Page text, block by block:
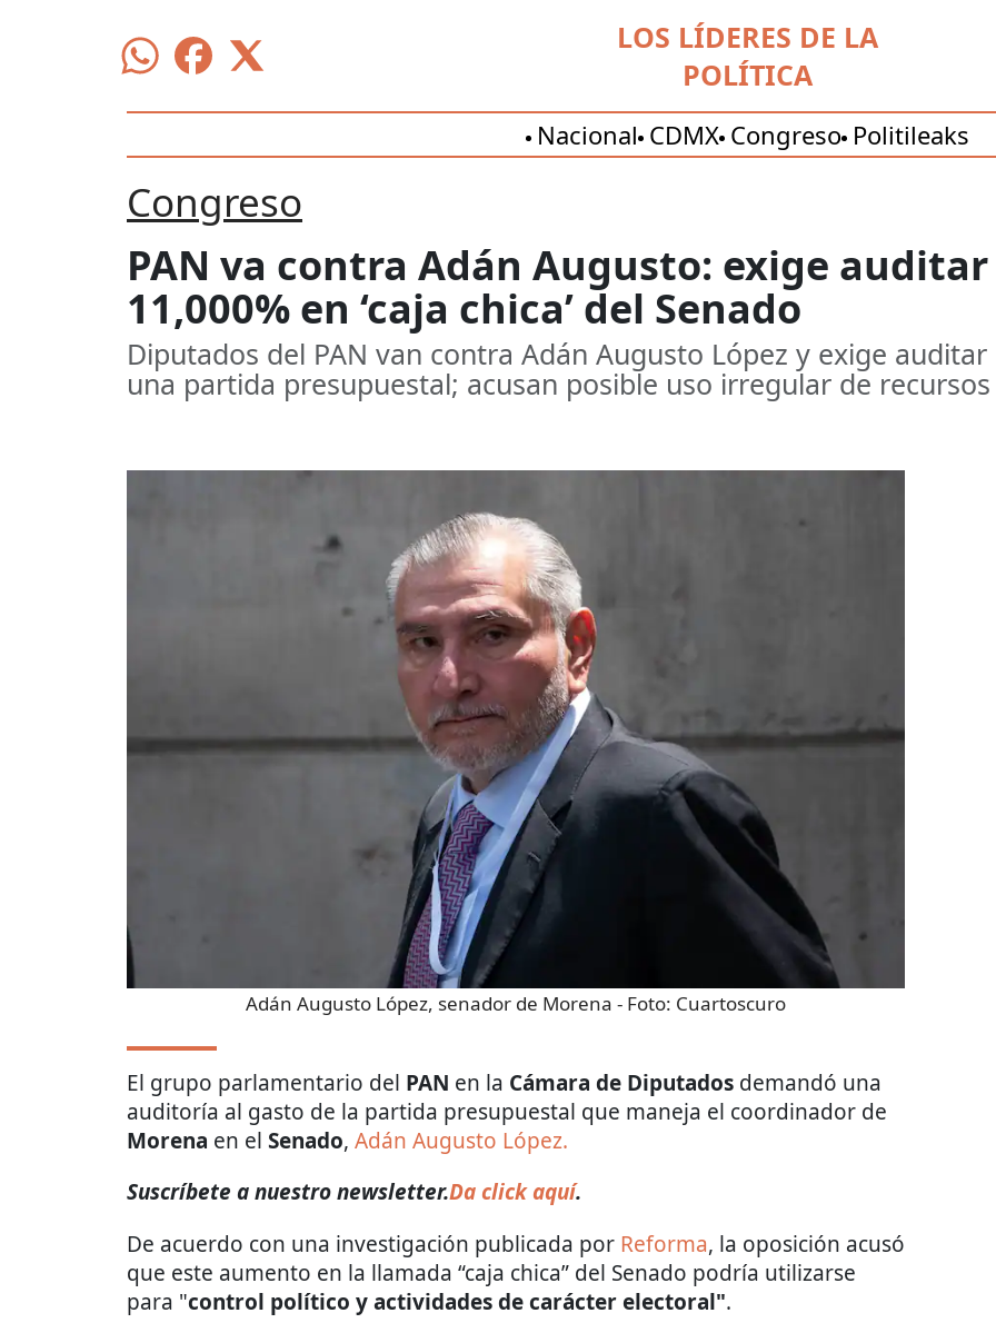
LOS LÍDERES DE LA
POLÍTICA
Nacional CDMX Congreso Politileaks
Congreso
PAN va contra Adán Augusto: exige
11,000% en ‘caja chica’ del Senado
Diputados del PAN van contra Adán Augusto López y exige
una partida presupuestal; acusan posible uso irregular de
Adán Augusto López, senador de Morena - Foto: Cuartoscuro
El grupo parlamentario del PAN en la Cámara de Diputados demandó una
auditoría al gasto de la partida presupuestal que maneja el coordinador de
Morena en el Senado, Adán Augusto López.
Suscríbete a nuestro newsletter.Da click aquí.
De acuerdo con una investigación publicada por Reforma, la oposición acusó
que este aumento en la llamada “caja chica” del Senado podría utilizarse
para "control político y actividades de carácter electoral".